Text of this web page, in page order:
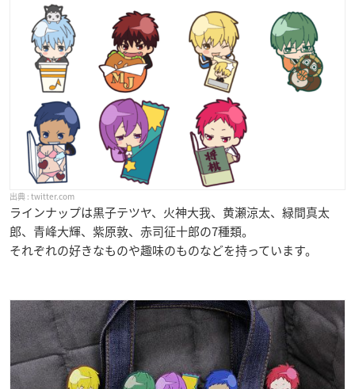
twitter.com
ラインナップは黒子テツヤ、火神大我、黄瀬涼太、緑間真太
郎、青峰大輝、紫原敦、赤司征十郎の7種類。
それぞれの好きなものや趣味のものなどを持っています。